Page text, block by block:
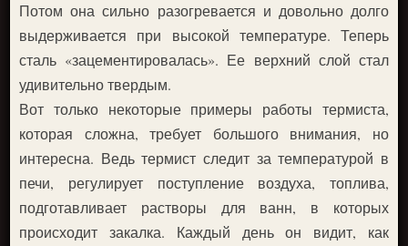
Потом она сильно разогревается и довольно долго
выдерживается при высокой температуре. Теперь
сталь «зацементировалась». Ее верхний слой стал
удивительно твердым.
Вот только некоторые примеры работы термиста,
которая сложна, требует большого внимания, но
интересна. Ведь термист следит за температурой в
печи, регулирует поступление воздуха, топлива,
подготавливает растворы для ванн, в которых
происходит закалка. Каждый день он видит, как